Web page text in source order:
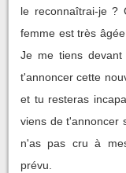
le reconnaîtrai-je ?
femme est très âgée.
Je me tiens
t'annoncer cette
et tu resteras
viens de t'annoncer
n'as pas cru à
prévu.